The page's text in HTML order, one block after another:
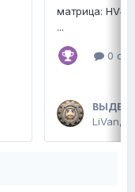
матрица:
...
0
LiVan,